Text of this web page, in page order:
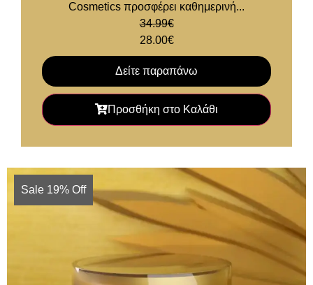
Cosmetics προσφέρει καθημερινή...
34.99€
28.00€
Δείτε παραπάνω
Προσθήκη στο Καλάθι
Sale 19% Off